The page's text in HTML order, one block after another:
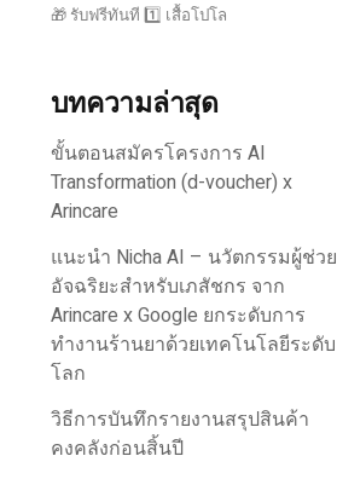
🎁 รับฟรีทันที 1️⃣ เสื้อโปโล
บทความล่าสุด
ขั้นตอนสมัครโครงการ AI
Transformation (d-voucher) x
Arincare
แนะนำ Nicha AI – นวัตกรรมผู้ช่วย
อัจฉริยะสำหรับเภสัชกร จาก
Arincare x Google ยกระดับการ
ทำงานร้านยาด้วยเทคโนโลยีระดับ
โลก
วิธีการบันทึกรายงานสรุปสินค้า
คงคลังก่อนสิ้นปี